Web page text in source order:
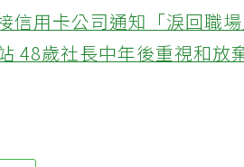
信用卡公司通知「淚回職
48歲社長中年後重視和放